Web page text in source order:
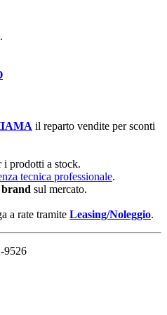
il reparto vendite per sconti
i prodotti a stock.
tecnica professionale.
sul mercato.
a rate tramite Leasing/Noleggio.
9526